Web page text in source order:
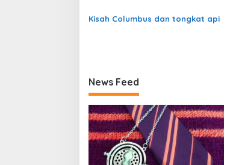
Kisah Columbus dan tongkat api
News Feed